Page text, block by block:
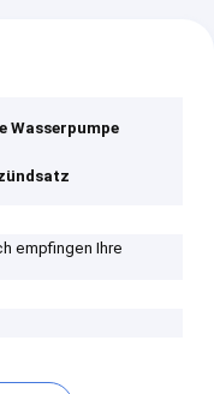
Wasserpumpe
empfingen Ihre